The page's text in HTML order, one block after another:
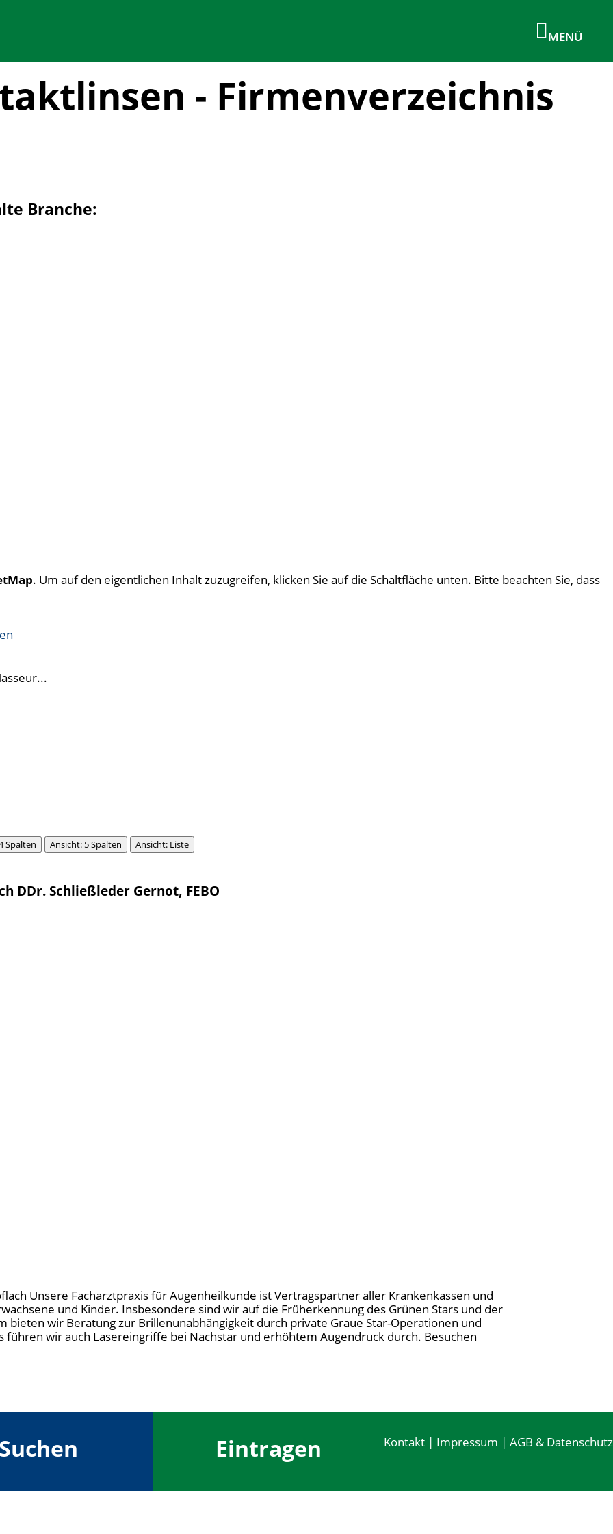
- Firmenverzeichnis
Branche:
. Um auf den eigentlichen Inhalt zuzugreifen, klicken Sie auf die Schaltfläche unten. Bitte beachten Sie, dass
Spalten Ansicht: 5 Spalten Ansicht: Liste
DDr. Schließleder Gernot, FEBO
Unsere Facharztpraxis für Augenheilkunde ist Vertragspartner aller Krankenkassen und
und Kinder. Insbesondere sind wir auf die Früherkennung des Grünen Stars und der
bieten wir Beratung zur Brillenunabhängigkeit durch private Graue Star-Operationen und
wir auch Lasereingriffe bei Nachstar und erhöhtem Augendruck durch. Besuchen
Suchen Eintragen Kontakt| Impressum | AGB & Datenschutz